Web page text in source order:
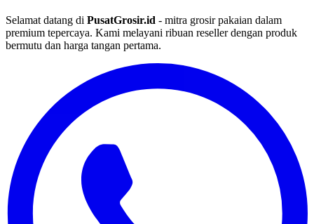
Selamat datang di PusatGrosir.id - mitra grosir pakaian dalam
premium tepercaya. Kami melayani ribuan reseller dengan produk
bermutu dan harga tangan pertama.